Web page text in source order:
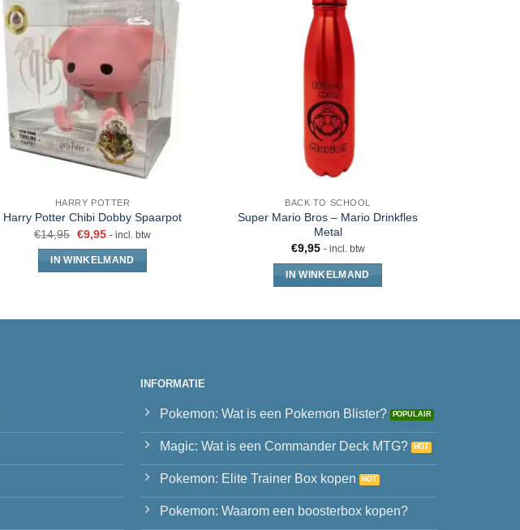
HARRY POTTER
Harry Potter Chibi Dobby Spaarpot
€14,95 €9,95 - incl. btw
IN WINKELMAND
BACK TO SCHOOL
Super Mario Bros – Mario Drinkfles
Metal
€9,95 - incl. btw
IN WINKELMAND
INFORMATIE
Pokemon: Wat is een Pokemon Blister?
Magic: Wat is een Commander Deck MTG?
Pokemon: Elite Trainer Box kopen
Pokemon: Waarom een boosterbox kopen?